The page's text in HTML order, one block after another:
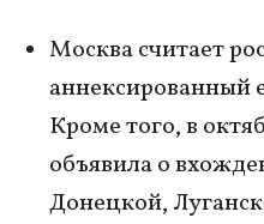
Москва считает
аннексированный
Кроме того, в
объявила о
Донецкой,